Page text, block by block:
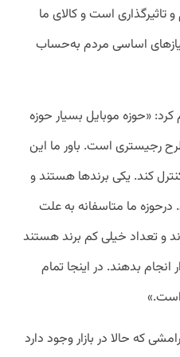
تاثیرگذاری است و کالای ما
اساسی مردم به‌حساب
«حوزه موبایل بسیار حوزه
رجیستری است. باور ما این
کند. یکی برند‌ها هستند و
درحوزه ما متاسفانه به علت
و تعداد خیلی کم برند هستند
انجام بدهند. در اینجا تمام
است.»
که حالا در بازار وجود دارد